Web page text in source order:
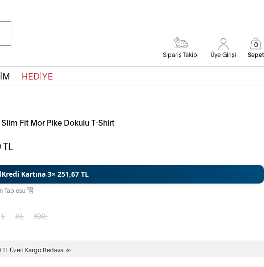
Sipariş Takibi Üye Girişi Sepet
0
HEDİYE
Fit Mor Pike Dokulu T-Shirt
TL
Kredi Kartına 3× 251,67 TL
Tablosu
L XL XXL
TL Üzeri Kargo Bedava 🎉